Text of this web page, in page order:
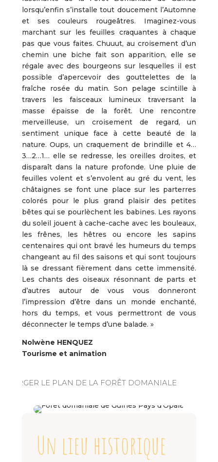
lorsqu’enfin s’installe tout doucement l’Automne
et ses couleurs rougeâtres. Imaginez-vous
marchant sur les feuilles craquantes à chaque
pas que vous faites. Chuuut, au croisement d’un
chemin une biche fait son apparition, elle se
régale avec des bourgeons sur lesquelles il est
possible d’apercevoir des gouttelettes de la
fraîche rosée du matin. Son pelage scintille à
travers les faisceaux lumineux traversant la
masse épaisse de la forêt. Une rencontre
merveilleuse, un croisement de regard, un
sentiment unique face à cette beauté de la
nature. Oups, un craquement de brindille et 4…
3…2…1… elle se redresse, les oreilles droites, et
disparaît dans la nature profonde. Une pluie de
feuilles volent et s’envolent au gré du vent, les
châtaignes se font une place sur les parterres
colorés pour le plus grand plaisir des petites
bêtes qui se pourlèchent les babines. Les rayons
du soleil jouent à cache-cache avec les bouleaux,
les frênes, les hêtres ou encore les sapins
centenaires qui ont bravé les humeurs du temps
changeant au fil des saisons et qui sont toujours
là se dressant fièrement dans cette immensité.
Les chants des oiseaux résonnant de parts et
d’autres autour de vous vous donneront
l’impression d’être dans un monde enchanté,
hors du temps, et vous permettront de vous
déconnecter le temps d’une balade. »
Nolwène HENQUEZ
Tourisme et animation
LE PLAN DE LA FORÊT DOMANIALE
Un lieu historique